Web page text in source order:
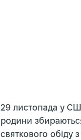
29 листопада у
родини
святкового обіду